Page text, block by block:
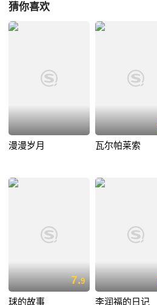
猜你喜欢
漫漫岁月 瓦尔帕莱索
7.9
球的故事 李润福的日记